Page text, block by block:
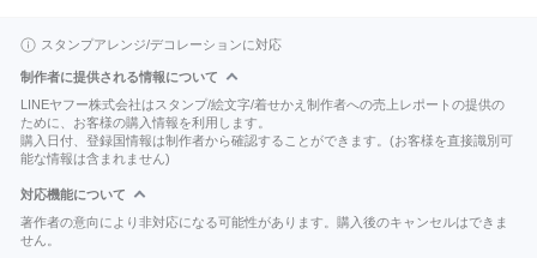
スタンプアレンジ/デコレーションに対応
制作者に提供される情報について
LINEヤフー株式会社はスタンプ/絵文字/着せかえ制作者への売上レポートの提供の
ために、お客様の購入情報を利用します。
購入日付、登録国情報は制作者から確認することができます。(お客様を直接識別可
能な情報は含まれません)
対応機能について
著作者の意向により非対応になる可能性があります。購入後のキャンセルはできま
せん。